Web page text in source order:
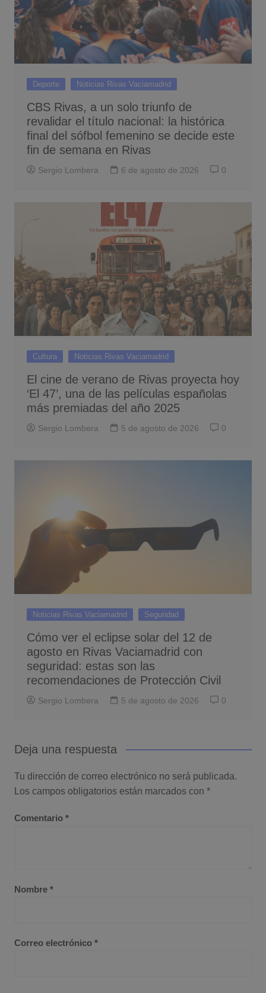
Deporte Noticias Rivas Vaciamadrid
CBS Rivas, a un solo triunfo de
revalidar el título nacional: la histórica
final del sófbol femenino se decide este
fin de semana en Rivas
Sergio Lombera 6 de agosto de 2026 0
Cultura Noticias Rivas Vaciamadrid
El cine de verano de Rivas proyecta hoy
‘El 47’, una de las películas españolas
más premiadas del año 2025
Sergio Lombera 5 de agosto de 2026 0
Noticias Rivas Vaciamadrid Seguridad
Cómo ver el eclipse solar del 12 de
agosto en Rivas Vaciamadrid con
seguridad: estas son las
recomendaciones de Protección Civil
Sergio Lombera 5 de agosto de 2026 0
Deja una respuesta
Tu dirección de correo electrónico no será publicada.
Los campos obligatorios están marcados con *
Comentario *
Nombre *
Correo electrónico *